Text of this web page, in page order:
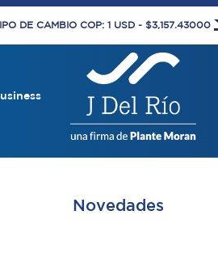
DE CAMBIO COP: 1 USD - $3,157.43000
Novedades